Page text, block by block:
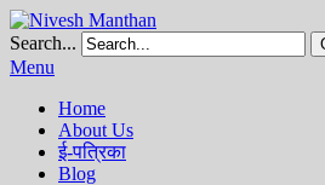
Search...
Menu
Home
About Us
ई-पत्रिका
Blog